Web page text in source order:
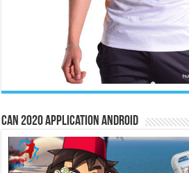
CAN 2020 Application Android